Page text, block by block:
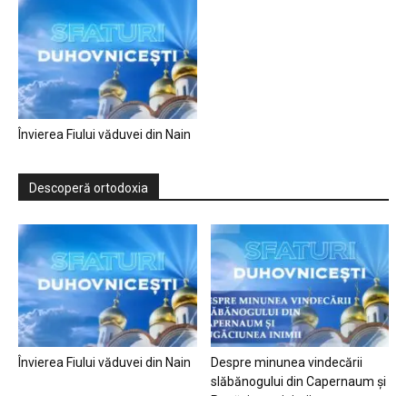
Învierea Fiului văduvei din Nain
Descoperă ortodoxia
Învierea Fiului văduvei din Nain
Despre minunea vindecării
slăbănogului din Capernaum și